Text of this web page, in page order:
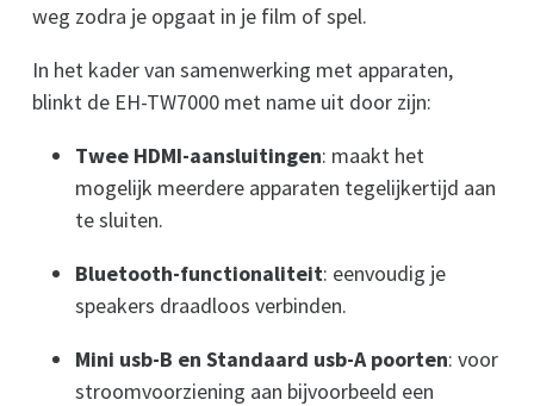
weg zodra je opgaat in je film of spel.
In het kader van samenwerking met apparaten,
blinkt de EH-TW7000 met name uit door zijn:
Twee HDMI-aansluitingen: maakt het
mogelijk meerdere apparaten tegelijkertijd aan
te sluiten.
Bluetooth-functionaliteit: eenvoudig je
speakers draadloos verbinden.
Mini usb-B en Standaard usb-A poorten: voor
stroomvoorziening aan bijvoorbeeld een